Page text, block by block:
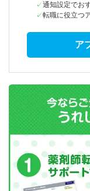
通知設定でお
転職に役立つ
ア